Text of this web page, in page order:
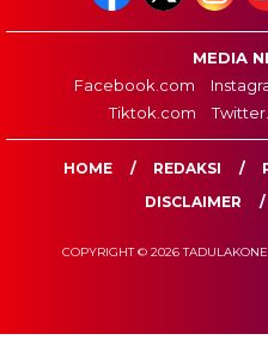
MEDIA
Facebook.com
Tiktok.com
HOME REDAKSI
DISCLAIMER
COPYRIGHT © 2026